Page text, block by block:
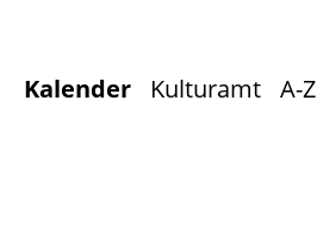
Kalender Kulturamt A-Z